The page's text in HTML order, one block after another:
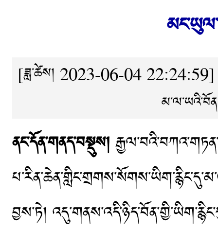
[ཟླ་ཚེས། 2023-06-04 22:24:59]
ནང་དོན་གནད་བསྡུས།
བྱས་ཏེ།